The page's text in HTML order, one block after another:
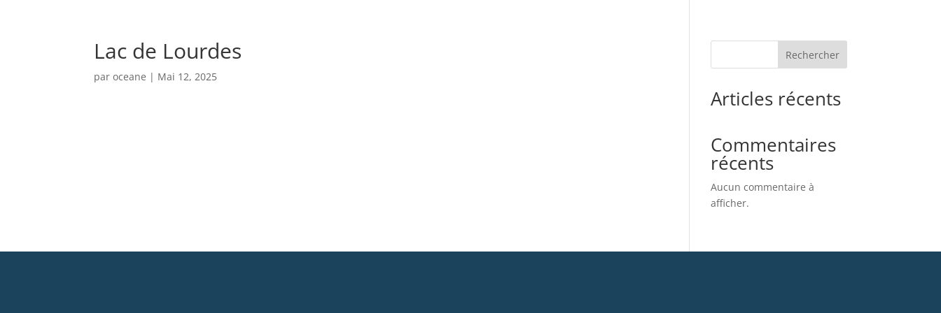
Lac de Lourdes
paroceane | Mai 12, 2025
Rechercher
Articles récents
Commentaires
récents
Aucun commentaire à
afficher.